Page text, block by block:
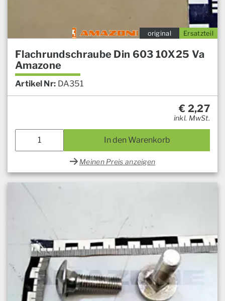
Ersatzteil
original
Flachrundschraube Din 603 10X25 Va
Amazone
Artikel Nr: DA351
€ 2,27
inkl. MwSt.
In den Warenkorb
Meinen Preis anzeigen